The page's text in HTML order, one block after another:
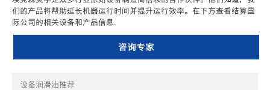
们的产品将帮助延长机器运行时间并提升运行效率。在下方查看结算国
际公司的相关设备和产品信息.
咨询专家
设备润滑油推荐